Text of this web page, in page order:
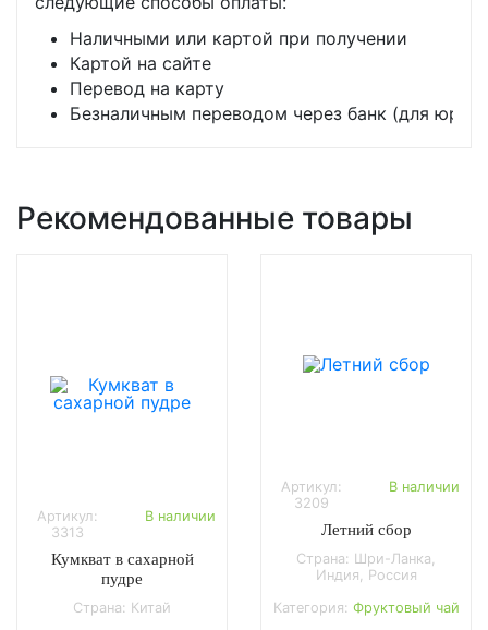
Наличными или картой при получении
Картой на сайте
Перевод на карту
Безналичным переводом через банк (для юр.
Рекомендованные товары
Артикул:
3313
В наличии
Кумкват в сахарной
пудре
Страна: Китай
Артикул:
3209
В наличии
Летний сбор
Страна: Шри-Ланка,
Индия, Россия
Категория: Фруктовый чай